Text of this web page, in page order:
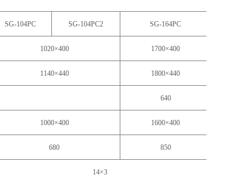
SG-104PC SG-104PC2 SG-164PC
1020×400 1700×400
1140×440 1800×440
640
1000×400 1600×400
680 850
14×3